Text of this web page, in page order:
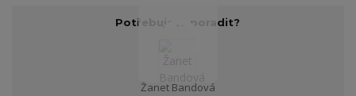
Potřebujete poradit?
Žanet Bandová